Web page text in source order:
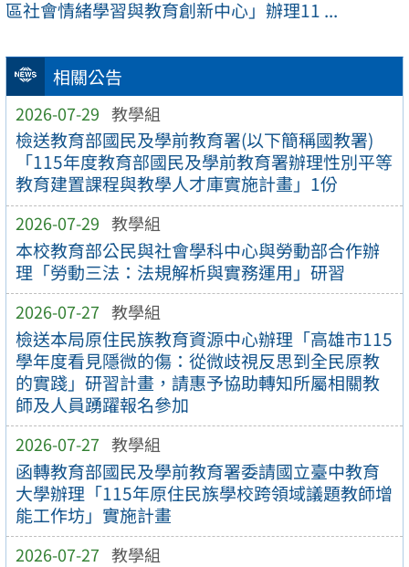
相關公告
2026-07-29 教學組
檢送教育部國民及學前教育署(以下簡稱國教署)
「115年度教育部國民及學前教育署辦理性別平等
教育建置課程與教學人才庫實施計畫」1份
2026-07-29 教學組
本校教育部公民與社會學科中心與勞動部合作辦
理「勞動三法：法規解析與實務運用」研習
2026-07-27 教學組
檢送本局原住民族教育資源中心辦理「高雄市115
學年度看見隱微的傷：從微歧視反思到全民原教
的實踐」研習計畫，請惠予協助轉知所屬相關教
師及人員踴躍報名參加
2026-07-27 教學組
函轉教育部國民及學前教育署委請國立臺中教育
大學辦理「115年原住民族學校跨領域議題教師增
能工作坊」實施計畫
2026-07-27 教學組
區社會情緒學習與教育創新中心」辦理11 ...